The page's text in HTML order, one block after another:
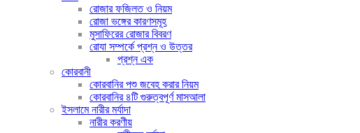
রোজার ফজিলত ও নিয়ম
রোজা ভঙ্গের কারণসমূহ
মুসাফিরের রোজার বিবরণ
রোযা সম্পর্কে প্রশ্ন ও উত্তর
প্রশ্ন এক
কোরবানী
কোরবানির পশু জবেহ করার নিয়ম
কোরবানির ৪টি গুরুত্বপূর্ণ মাসআলা
ইসলামে নারীর মর্যাদা
নারীর করণীয়